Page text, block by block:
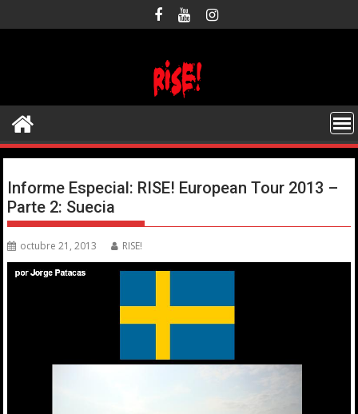
al
Informe Especial: RISE! European Tour 2013 –
Parte 2: Suecia
octubre 21, 2013 RISE!